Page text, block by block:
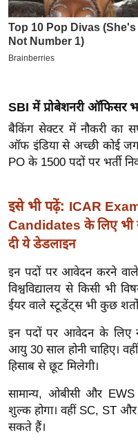
P
L
2
0
क्रा
इ
म
-
पे
प
र
मि
सा
ल
बे
मि
ल
श
ख्सि
SBI में प्रोबेशनरी ऑफिसर
बैकिंग सेक्टर में नौकरी का
ऑफ इंडिया से अच्छी कोई
PO के 1500 पदों पर भर्ती
इसे भी पढ़ें: ICAR
Candidates के लिए
दी ये डेडलाइन
इन पदों पर आवेदन करने वाले
विश्वविद्यालय से किसी भी
ईयर वाले स्टूडेंट्स भी कुछ
इन पदों पर आवेदन के
आयु 30 साल होनी चाहिए।
हिसाब से छूट मिलेगी।
सामान्य, ओबीसी और
शुल्क होगा। वहीं SC, ST
सकते हैं।